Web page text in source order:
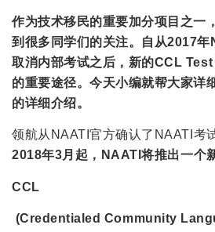
作为技术移民的重要加分项目之一
到很多同学们的关注。自从2017
取消内部考试之后，新的CCL
的重要途径。今天小编就帮大家详
的详细介绍。
领航从NAATI官方确认了NAATI考
2018年3月起，NAATI将推出一个
CCL
(Credentialed Community